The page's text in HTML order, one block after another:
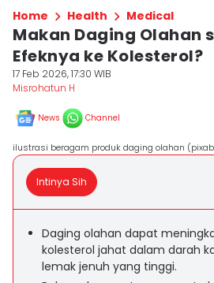
Home Health Medical
Makan Daging Olahan
Efeknya ke Kolesterol?
17 Feb 2026, 17:30 WIB
Misrohatun H
News Channel
ilustrasi beragam produk daging olahan
Intinya Sih
Daging olahan dapat
kolesterol jahat dalam darah
lemak jenuh yang tinggi.